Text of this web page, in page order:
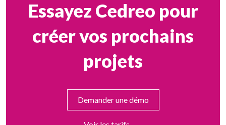
Essayez Cedreo pour
créer vos prochains
projets
Demander une démo